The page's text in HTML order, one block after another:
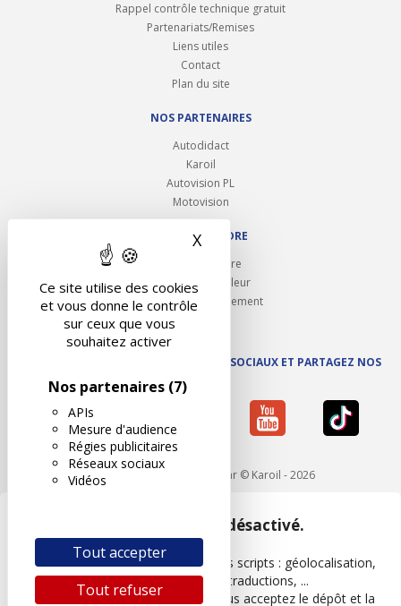
Ce site utilise des cookies
et vous donne le contrôle
sur ceux que vous
souhaitez activer
Nos partenaires (7)
APIs
Mesure d'audience
Régies publicitaires
Réseaux sociaux
Vidéos
Tout accepter
Tout refuser
X Masquer le bandeau des
Rappel contrôle technique gratuit
Partenariats/Remises
Liens utiles
Contact
Plan du site
NOS PARTENAIRES
Autodidact
Karoil
Autovision PL
Motovision
NOUS REJOINDRE
Ouvrir un centre
Devenez contrôleur
Carrières et recrutement
SUIVEZ AUTOVISION SUR LES RÉSEAUX SOCIAUX ET PARTAGEZ NOS
ACTUS
Mentions légales - Réalisé par © Karoil - 2026
Google Maps est désactivé.
Les APIs permettent de charger des scripts : géolocalisation,
moteurs de recherche, traductions, ...
En autorisant ces services tiers, vous acceptez le dépôt et la